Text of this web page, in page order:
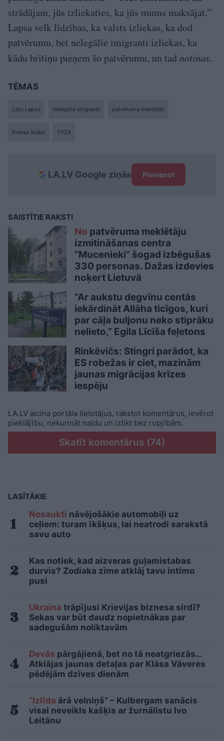
strādājam, jūs izliekaties, ka jūs mums maksājat.”
Lapsa velk līdzības, ka valsts izliekas, ka dod
patvērumu, bet nelegālie imigranti izliekas, ka
kādu brītiņu pieņem šo patvērumu, un tad notinas.
TĒMAS
Lato Lapsa nelegālie imigranti patvēruma meklētāji
Preses klubs TV24
LA.LV Google ziņās Pievienot
SAISTĪTIE RAKSTI
No patvēruma meklētāju
izmitināšanas centra
“Mucenieki” šogad izbēgušas
330 personas. Dažas izdevies
noķert Lietuvā
“Ar aukstu degvīnu centās
iekārdināt Allāha ticīgos, kuri
par cāļa buljonu neko stiprāku
nelieto,” Egila Līcīša feļetons
Rinkēvičs: Stingri parādot, ka
ES robežas ir ciet, mazinām
jaunas migrācijas krīzes
iespēju
LA.LV aicina portāla lietotājus, rakstot komentārus, ievērot
pieklājību, nekurināt naidu un iztikt bez rupjībām.
Skatīt komentārus (74)
LASĪTĀKIE
Nosaukti nāvējošākie automobiļi uz
ceļiem: turam īkšķus, lai neatrodi sarakstā
savu auto
Kas notiek, kad aizveras guļamistabas
durvis? Zodiaka zīme atklāj tavu intīmo
pusi
Ukraina trāpījusi Krievijas biznesa sirdī?
Sekas var būt daudz nopietnākas par
sadegušām noliktavām
Devās pārgājienā, bet no tā neatgriezās…
Atklājas jaunas detaļas par Klāsa Vāveres
pēdējām dzīves dienām
“Izlīda ārā velniņš” – Kulbergam sanācis
visai neveikls kašķis ar žurnālistu Ivo
Leitānu